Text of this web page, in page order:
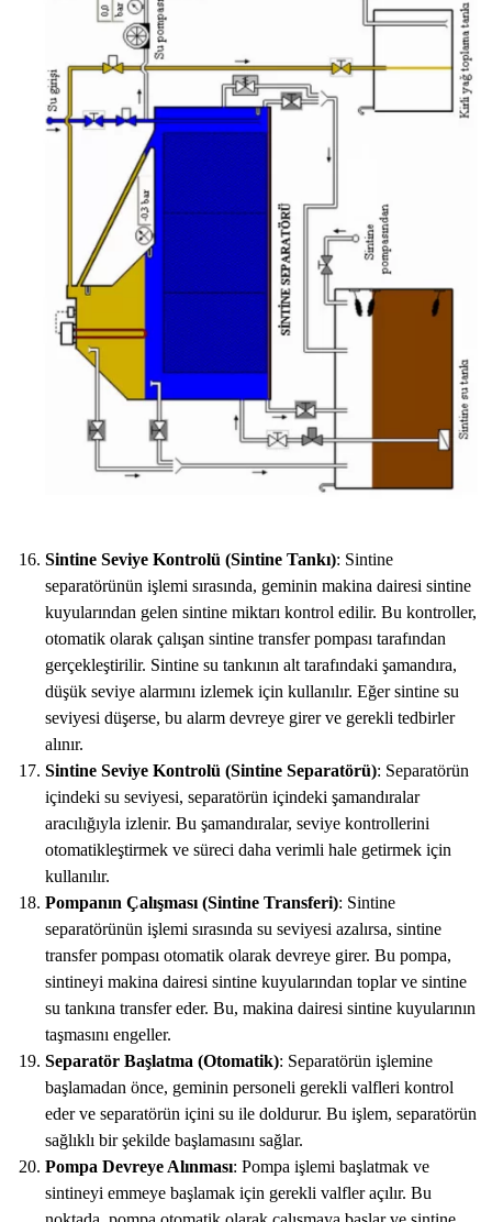
Sintine Seviye Kontrolü (Sintine Tankı): Sintine
separatörünün işlemi sırasında, geminin makina dairesi sintine
kuyularından gelen sintine miktarı kontrol edilir. Bu kontroller,
otomatik olarak çalışan sintine transfer pompası tarafından
gerçekleştirilir. Sintine su tankının alt tarafındaki şamandıra,
düşük seviye alarmını izlemek için kullanılır. Eğer sintine su
seviyesi düşerse, bu alarm devreye girer ve gerekli tedbirler
alınır.
Sintine Seviye Kontrolü (Sintine Separatörü): Separatörün
içindeki su seviyesi, separatörün içindeki şamandıralar
aracılığıyla izlenir. Bu şamandıralar, seviye kontrollerini
otomatikleştirmek ve süreci daha verimli hale getirmek için
kullanılır.
Pompanın Çalışması (Sintine Transferi): Sintine
separatörünün işlemi sırasında su seviyesi azalırsa, sintine
transfer pompası otomatik olarak devreye girer. Bu pompa,
sintineyi makina dairesi sintine kuyularından toplar ve sintine
su tankına transfer eder. Bu, makina dairesi sintine kuyularının
taşmasını engeller.
Separatör Başlatma (Otomatik): Separatörün işlemine
başlamadan önce, geminin personeli gerekli valfleri kontrol
eder ve separatörün içini su ile doldurur. Bu işlem, separatörün
sağlıklı bir şekilde başlamasını sağlar.
Pompa Devreye Alınması: Pompa işlemi başlatmak ve
sintineyi emmeye başlamak için gerekli valfler açılır. Bu